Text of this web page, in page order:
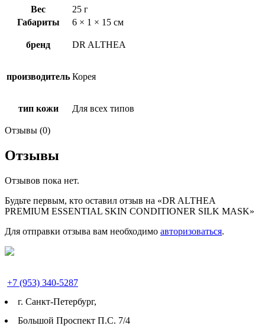
Вес
25 г
Габариты
6 × 1 × 15 см
бренд DR ALTHEA
производитель Корея
тип кожи Для всех типов
Отзывы (0)
Отзывы
Отзывов пока нет.
Будьте первым, кто оставил отзыв на «DR ALTHEA
PREMIUM ESSENTIAL SKIN CONDITIONER SILK MASK»
Для отправки отзыва вам необходимо авторизоваться.
+7 (953) 340-5287
г. Cанкт-Петербург,
Большой Проспект П.С. 7/4